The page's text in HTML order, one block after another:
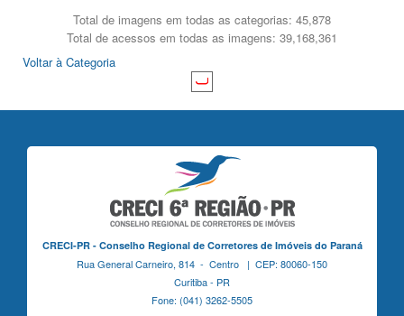
Total de imagens em todas as categorias: 45,878
Total de acessos em todas as imagens: 39,168,361
Voltar à Categoria
CRECI-PR - Conselho Regional de Corretores de Imóveis do Paraná
Rua General Carneiro, 814 - Centro | CEP: 80060-150
Curitiba - PR
Fone: (041) 3262-5505